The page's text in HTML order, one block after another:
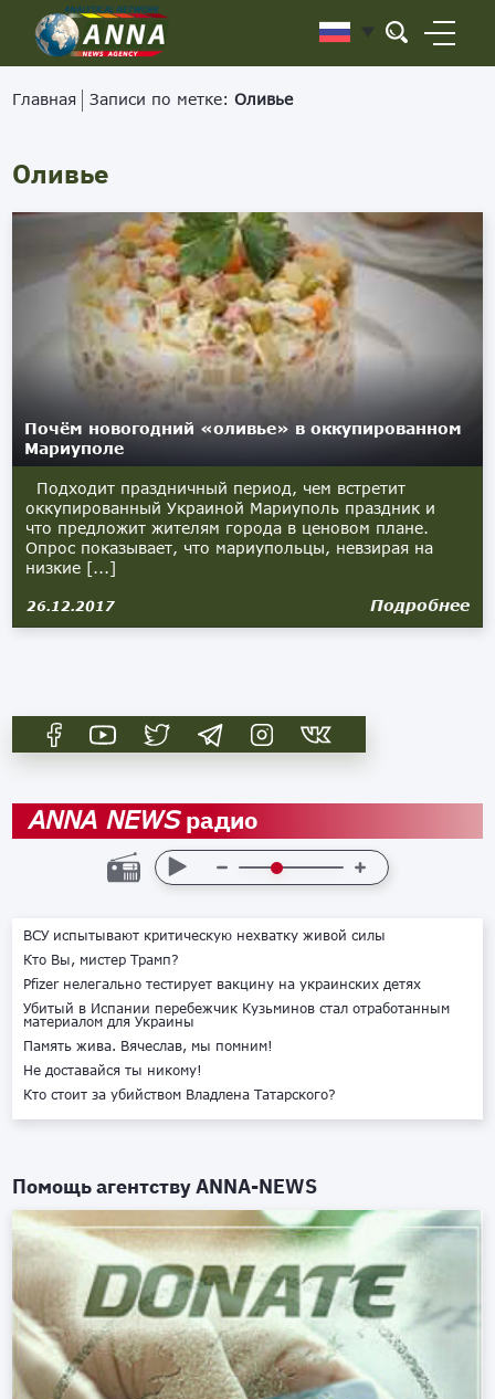
Главная Записи по метке:Оливье
Оливье
Почём новогодний «оливье» в оккупированном
Мариуполе
Подходит праздничный период, чем встретит
оккупированный Украиной Мариуполь праздник и
что предложит жителям города в ценовом плане.
Опрос показывает, что мариупольцы, невзирая на
низкие [...]
26.12.2017 Подробнее
ANNA NEWSрадио
ВСУ испытывают критическую нехватку живой силы
Кто Вы, мистер Трамп?
Pfizer нелегально тестирует вакцину на украинских детях
Убитый в Испании перебежчик Кузьминов стал отработанным
материалом для Украины
Память жива. Вячеслав, мы помним!
Не доставайся ты никому!
Кто стоит за убийством Владлена Татарского?
Помощь агентствуANNA-NEWS